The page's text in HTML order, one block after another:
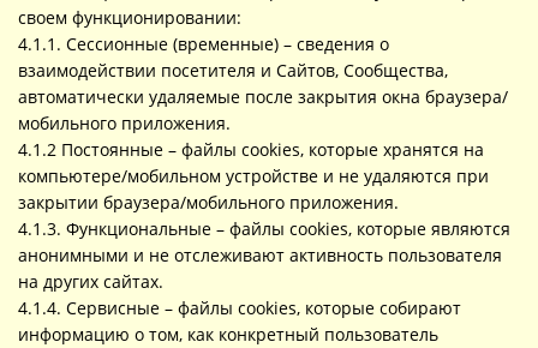
своем функционировании:
4.1.1. Сессионные (временные) – сведения о
взаимодействии посетителя и Сайтов, Сообщества,
автоматически удаляемые после закрытия окна браузера/
мобильного приложения.
4.1.2 Постоянные – файлы cookies, которые хранятся на
компьютере/мобильном устройстве и не удаляются при
закрытии браузера/мобильного приложения.
4.1.3. Функциональные – файлы cookies, которые являются
анонимными и не отслеживают активность пользователя
на других сайтах.
4.1.4. Сервисные – файлы cookies, которые собирают
информацию о том, как конкретный пользователь